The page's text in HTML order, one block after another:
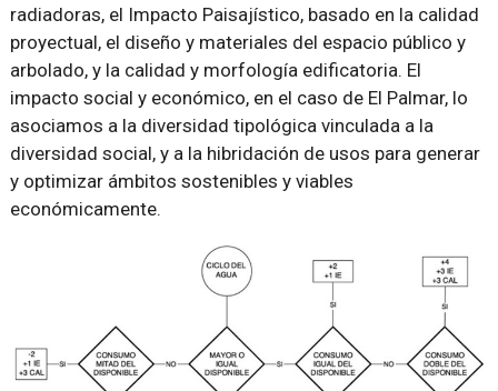
radiadoras, el Impacto Paisajístico, basado en la calidad
proyectual, el diseño y materiales del espacio público y
arbolado, y la calidad y morfología edificatoria. El
impacto social y económico, en el caso de El Palmar, lo
asociamos a la diversidad tipológica vinculada a la
diversidad social, y a la hibridación de usos para generar
y optimizar ámbitos sostenibles y viables
económicamente.